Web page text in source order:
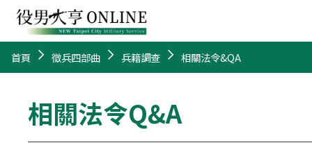
首頁 徵兵四部曲 兵籍調查 相關法令&QA
相關法令Q&A